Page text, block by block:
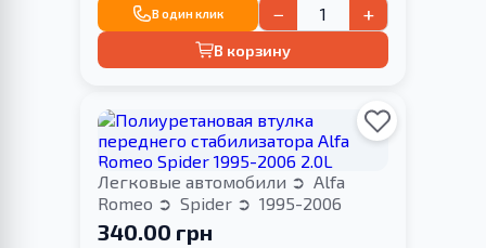
В один клик − +
В корзину
Легковые автомобили
Alfa
Romeo
Spider 1995-2006
340.00 грн